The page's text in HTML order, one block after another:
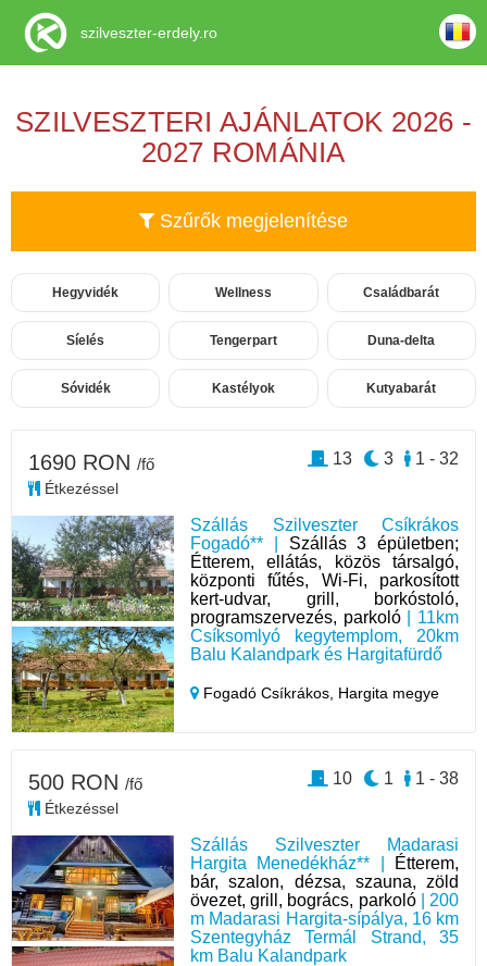
SZILVESZTERI AJÁNLATOK 2026 -
2027 ROMÁNIA
Szűrők megjelenítése
Hegyvidék Wellness Családbarát
Síelés Tengerpart Duna-delta
Sóvidék Kastélyok Kutyabarát
Szállás Szilveszter Csíkrákos
Fogadó** | Szállás 3 épületben;
Étterem, ellátás, közös társalgó,
központi fűtés, Wi-Fi, parkosított
kert-udvar, grill, borkóstoló,
programszervezés, parkoló| 11km
Csíksomlyó kegytemplom, 20km
Balu Kalandpark és Hargitafürdő
Fogadó Csíkrákos, Hargita megye
1690 RON /fő
Étkezéssel
1 - 32
3
13
Szállás Szilveszter Madarasi
Hargita Menedékház** |
Étterem,
bár, szalon, dézsa, szauna, zöld
övezet, grill, bogrács, parkoló| 200
m Madarasi Hargita-sípálya, 16 km
Szentegyház Termál Strand, 35
km Balu Kalandpark
500 RON /fő
Étkezéssel
1 - 38
1
10
szilveszter-erdely.ro